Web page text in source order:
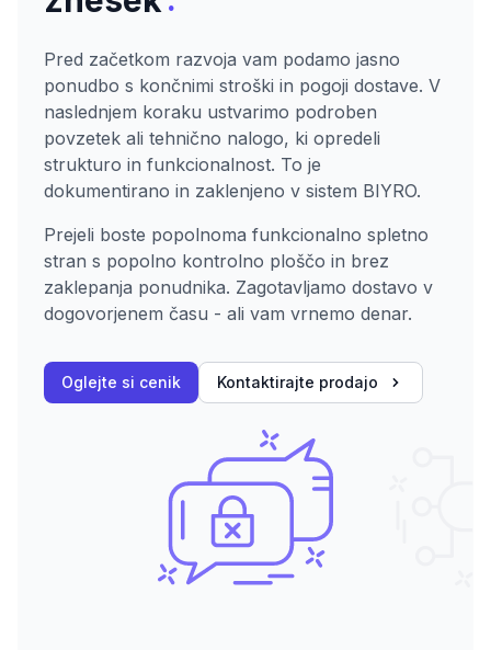
Pred začetkom razvoja vam podamo jasno
ponudbo s končnimi stroški in pogoji dostave. V
naslednjem koraku ustvarimo podroben
povzetek ali tehnično nalogo, ki opredeli
strukturo in funkcionalnost. To je
dokumentirano in zaklenjeno v sistem BIYRO.
Prejeli boste popolnoma funkcionalno spletno
stran s popolno kontrolno ploščo in brez
zaklepanja ponudnika. Zagotavljamo dostavo v
dogovorjenem času - ali vam vrnemo denar.
Oglejte si cenik Kontaktirajte prodajo